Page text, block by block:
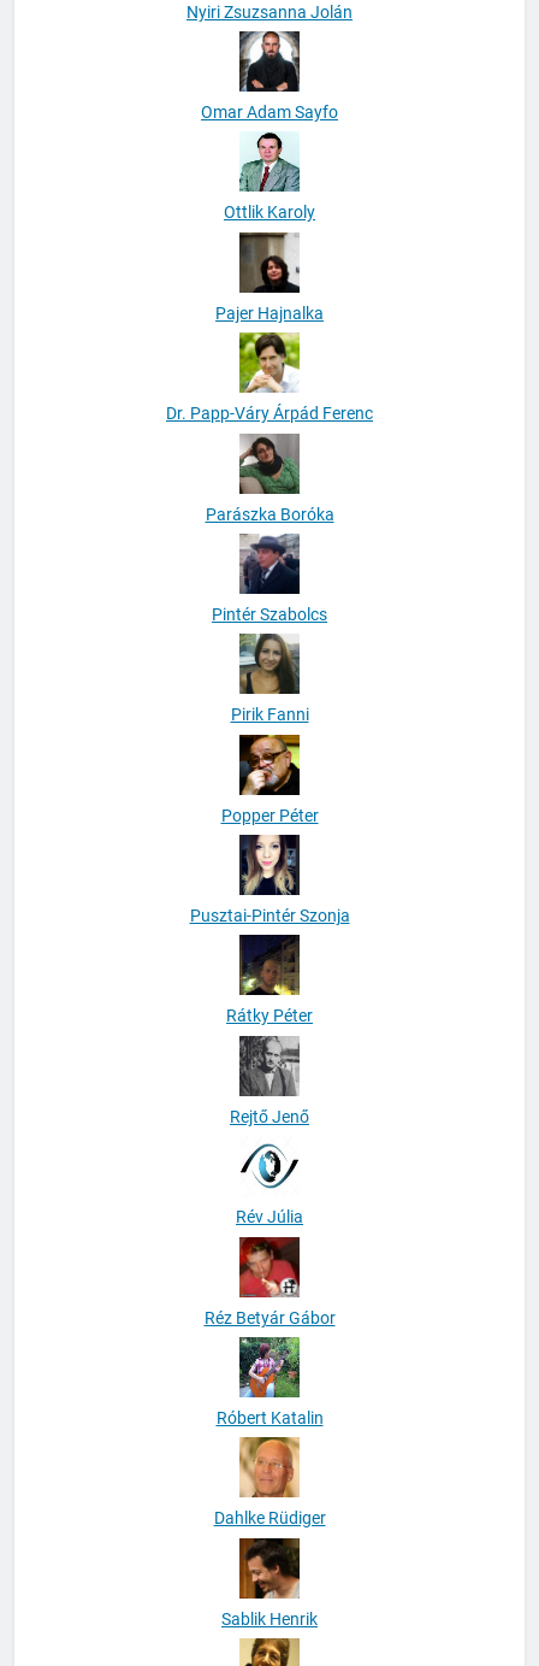
Nyiri Zsuzsanna Jolán
Omar Adam Sayfo
Ottlik Karoly
Pajer Hajnalka
Dr. Papp-Váry Árpád Ferenc
Parászka Boróka
Pintér Szabolcs
Pirik Fanni
Popper Péter
Pusztai-Pintér Szonja
Rátky Péter
Rejtő Jenő
Rév Júlia
Réz Betyár Gábor
Róbert Katalin
Dahlke Rüdiger
Sablik Henrik